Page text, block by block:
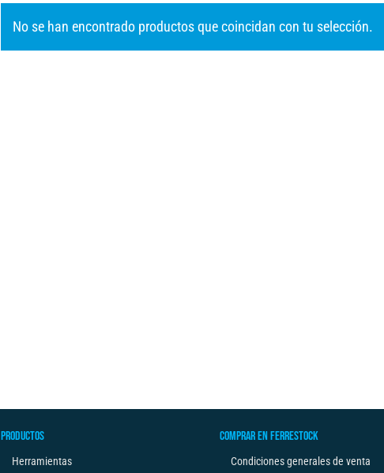
No se han encontrado productos que coincidan con tu selección.
PRODUCTOS
Herramientas
COMPRAR EN FERRESTOCK
Condiciones generales de venta